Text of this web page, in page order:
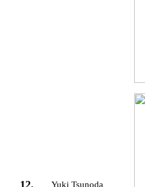
Yuki Tsunoda